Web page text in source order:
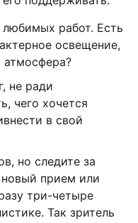
любимых работ. Есть
освещение,
атмосфера?
не ради
чего хочется
в свой
но следите за
новый прием или
три-четыре
Так зритель